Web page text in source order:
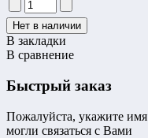
В закладки
В сравнение
Быстрый заказ
Пожалуйста, укажите
могли связаться с Вами